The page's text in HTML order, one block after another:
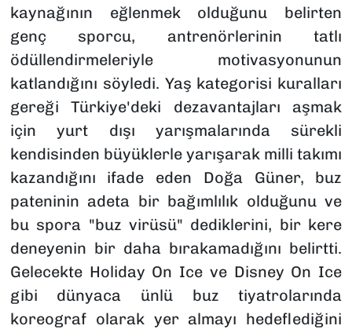
kaynağının eğlenmek olduğunu belirten
genç sporcu, antrenörlerinin tatlı
ödüllendirmeleriyle motivasyonunun
katlandığını söyledi. Yaş kategorisi kuralları
gereği Türkiye'deki dezavantajları aşmak
için yurt dışı yarışmalarında sürekli
kendisinden büyüklerle yarışarak milli takımı
kazandığını ifade eden Doğa Güner, buz
pateninin adeta bir bağımlılık olduğunu ve
bu spora "buz virüsü" dediklerini, bir kere
deneyenin bir daha bırakamadığını belirtti.
Gelecekte Holiday On Ice ve Disney On Ice
gibi dünyaca ünlü buz tiyatrolarında
koreograf olarak yer almayı hedeflediğini